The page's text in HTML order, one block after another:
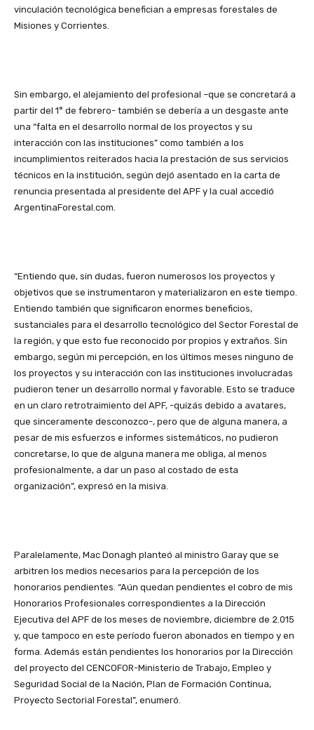
vinculación tecnológica benefician a empresas forestales de
Misiones y Corrientes.
Sin embargo, el alejamiento del profesional –que se concretará a
partir del 1° de febrero- también se debería a un desgaste ante
una “falta en el desarrollo normal de los proyectos y su
interacción con las instituciones” como también a los
incumplimientos reiterados hacia la prestación de sus servicios
técnicos en la institución, según dejó asentado en la carta de
renuncia presentada al presidente del APF y la cual accedió
ArgentinaForestal.com.
“Entiendo que, sin dudas, fueron numerosos los proyectos y
objetivos que se instrumentaron y materializaron en este tiempo.
Entiendo también que significaron enormes beneficios,
sustanciales para el desarrollo tecnológico del Sector Forestal de
la región, y que esto fue reconocido por propios y extraños. Sin
embargo, según mi percepción, en los últimos meses ninguno de
los proyectos y su interacción con las instituciones involucradas
pudieron tener un desarrollo normal y favorable. Esto se traduce
en un claro retrotraimiento del APF, -quizás debido a avatares,
que sinceramente desconozco-, pero que de alguna manera, a
pesar de mis esfuerzos e informes sistemáticos, no pudieron
concretarse, lo que de alguna manera me obliga, al menos
profesionalmente, a dar un paso al costado de esta
organización”, expresó en la misiva.
Paralelamente, Mac Donagh planteó al ministro Garay que se
arbitren los medios necesarios para la percepción de los
honorarios pendientes. “Aún quedan pendientes el cobro de mis
Honorarios Profesionales correspondientes a la Dirección
Ejecutiva del APF de los meses de noviembre, diciembre de 2.015
y, que tampoco en este período fueron abonados en tiempo y en
forma. Además están pendientes los honorarios por la Dirección
del proyecto del CENCOFOR-Ministerio de Trabajo, Empleo y
Seguridad Social de la Nación, Plan de Formación Continua,
Proyecto Sectorial Forestal”, enumeró.